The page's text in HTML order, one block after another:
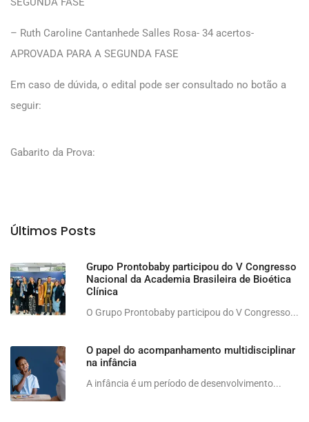
– Ruth Caroline Cantanhede Salles Rosa- 34 acertos-
APROVADA PARA A SEGUNDA FASE
Em caso de dúvida, o edital pode ser consultado no botão a
seguir:
Gabarito da Prova:
Últimos Posts
Grupo Prontobaby participou do V Congresso
Nacional da Academia Brasileira de Bioética
Clínica
O Grupo Prontobaby participou do V Congresso...
O papel do acompanhamento multidisciplinar
na infância
A infância é um período de desenvolvimento...